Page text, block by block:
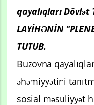
qayalıqları Dövlət
LAYİHƏNİN
TUTUB.
Buzovna
əhəmiyyətini
sosial məsuliyyət